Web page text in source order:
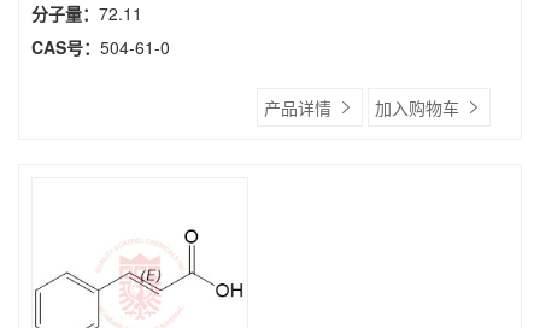
分子量： 72.11
CAS号： 504-61-0
产品详情 加入购物车